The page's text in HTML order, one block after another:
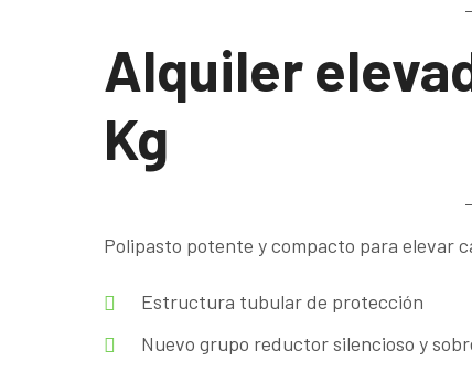
Alquiler
Kg
Polipasto potente y compacto para elevar
Estructura tubular de protección
Nuevo grupo reductor silencioso y